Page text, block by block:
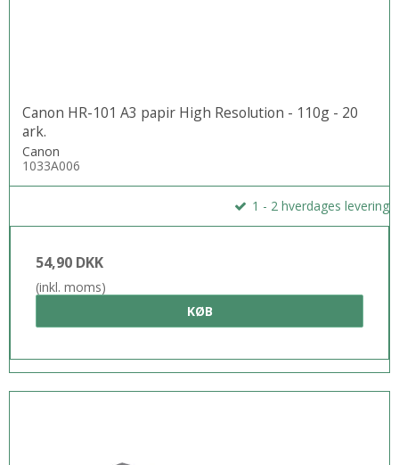
Canon HR-101 A3 papir High Resolution - 110g - 20
ark.
Canon
1033A006
1 - 2 hverdages levering
54,90 DKK
(inkl. moms)
KØB